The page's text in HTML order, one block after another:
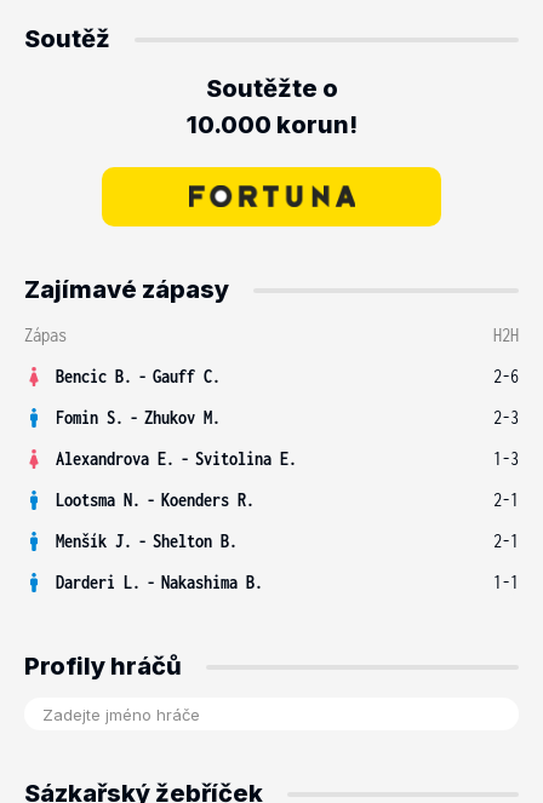
Soutěž
Soutěžte o
10.000 korun!
Zajímavé zápasy
Zápas
H2H
Bencic B. - Gauff C.
2-6
Fomin S. - Zhukov M.
2-3
Alexandrova E. - Svitolina E.
1-3
Lootsma N. - Koenders R.
2-1
Menšík J. - Shelton B.
2-1
Darderi L. - Nakashima B. 1-1
Profily hráčů
Sázkařský žebříček